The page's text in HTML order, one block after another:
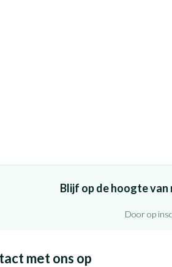
Blijf op de hoogte
Door op
met ons op